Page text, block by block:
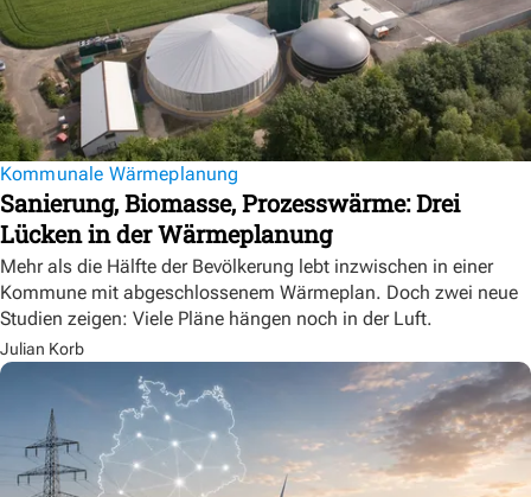
Kommunale Wärmeplanung
Sanierung, Biomasse, Prozesswärme: Drei
Lücken in der Wärmeplanung
Mehr als die Hälfte der Bevölkerung lebt inzwischen in einer
Kommune mit abgeschlossenem Wärmeplan. Doch zwei neue
Studien zeigen: Viele Pläne hängen noch in der Luft.
Julian Korb